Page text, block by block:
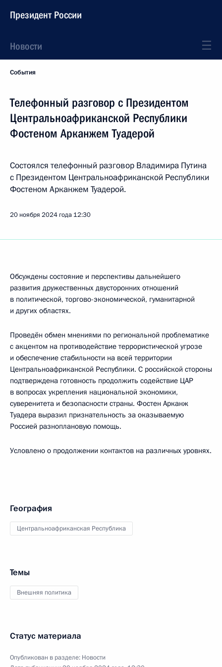
Президент России
Новости
События
Телефонный разговор с Президентом
Центральноафриканской Республики
Фостеном Арканжем Туадерой
Состоялся телефонный разговор Владимира Путина
с Президентом Центральноафриканской Республики
Фостеном Арканжем Туадерой.
20 ноября 2024 года 12:30
Обсуждены состояние и перспективы дальнейшего
развития дружественных двусторонних отношений
в политической, торгово-экономической, гуманитарной
и других областях.
Проведён обмен мнениями по региональной проблематике
с акцентом на противодействие террористической угрозе
и обеспечение стабильности на всей территории
Центральноафриканской Республики. С российской стороны
подтверждена готовность продолжить содействие ЦАР
в вопросах укрепления национальной экономики,
суверенитета и безопасности страны. Фостен Арканж
Туадера выразил признательность за оказываемую
Россией разноплановую помощь.
Условлено о продолжении контактов на различных уровнях.
География
Центральноафриканская Республика
Темы
Внешняя политика
Статус материала
Опубликован в разделе: Новости